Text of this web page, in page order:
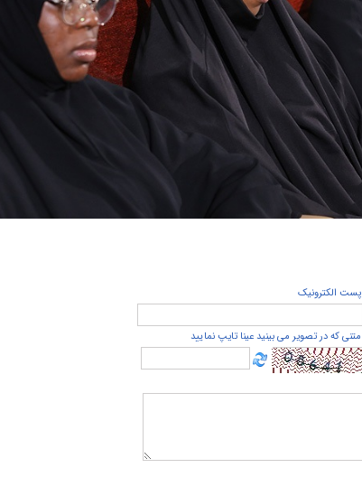
پست الكترونيک
متنی که در تصویر می بینید عینا تایپ نمایید